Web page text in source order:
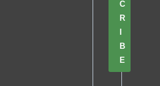
C
R
B
E